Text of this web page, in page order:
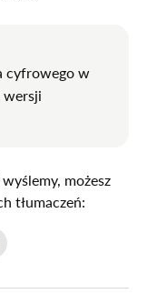
cyfrowego w
wersji
możesz
tłumaczeń: